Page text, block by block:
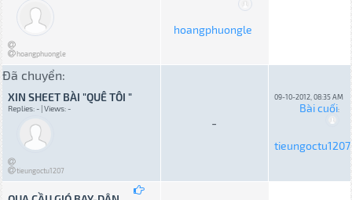
hoangphuongle
hoangphuongle
Đã chuyển:
XIN SHEET BÀI "QUÊ TÔI "
Replies: - | Views: -
tieungoctu1207
-
09-10-2012, 08:35 AM
Bài cuối:
tieungoctu1207